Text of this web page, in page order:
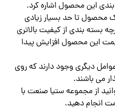
این محصول اشاره کرد.
محصول تا حد بسیار زیادی
بسته بندی از کیفیت بالاتری
این محصول افزایش پیدا
دیگری وجود دارند که روی
می باشند.
از مجموعه ستیا صنعت با
انجام دهید.